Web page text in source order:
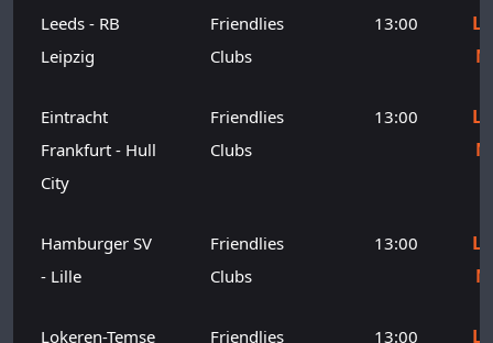
Leeds - RB
Leipzig
Friendlies
Clubs
13:00
Eintracht
Frankfurt - Hull
City
Friendlies
Clubs
13:00
Hamburger SV
- Lille
Friendlies
Clubs
13:00
Lokeren-Temse
Friendlies
13:00